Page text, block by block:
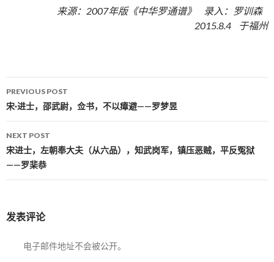
来源：2007年版《中华罗通谱》 录入：罗训森
2015.8.4 于福州
Post navigation
PREVIOUS POST
宋·进士，邵武尉，佥书，不以瘴避——罗梦昱
NEXT POST
宋进士，左朝奉大夫（从六品），知武岗军，镇压恶贼，平反冤狱
——罗棐恭
发表评论
电子邮件地址不会被公开。